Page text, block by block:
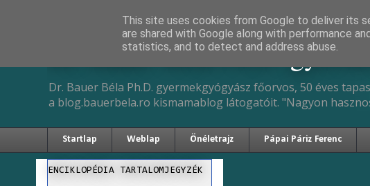
Dr. Bauer Béla Ph.D.
Dr. Bauer Béla Ph.D. gyermekgyógyász főorvos, 50 éves
a blog.bauerbela.ro kismamablog látogatóit. "Nagyon
Startlap Weblap Önéletrajz Pápai Páriz Ferenc
ENCIKLOPÉDIA TARTALOMJEGYZÉK
This site uses cookies from Google to deliver its
are shared with Google along with performance
statistics, and to detect and address abuse.